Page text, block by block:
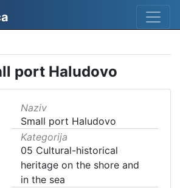
port Haludovo
Naziv
Small port Haludovo
Kategorija
05 Cultural-historical
heritage on the shore and
in the sea